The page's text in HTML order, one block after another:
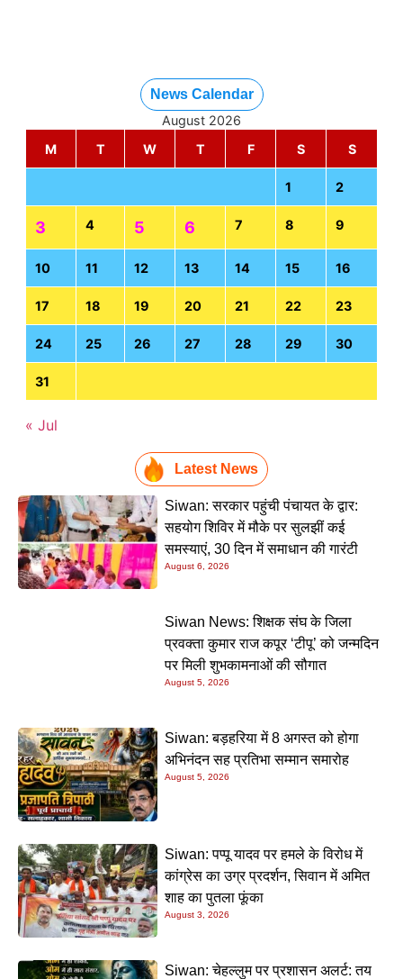
News Calendar
August 2026
M
T W T F S S
1 2
3 4 5 6 7 8 9
10 11 12 13 14 15 16
17 18 19 20 21 22 23
24 25 26 27 28 29 30
31
« Jul
Latest News
Siwan: सरकार पहुंची पंचायत के द्वार:
सहयोग शिविर में मौके पर सुलझीं कई
समस्याएं, 30 दिन में समाधान की गारंटी
August 6, 2026
Siwan News: शिक्षक संघ के जिला
प्रवक्ता कुमार राज कपूर ‘टीपू’ को जन्मदिन
पर मिली शुभकामनाओं की सौगात
August 5, 2026
Siwan: बड़हरिया में 8 अगस्त को होगा
अभिनंदन सह प्रतिभा सम्मान समारोह
August 5, 2026
Siwan: पप्पू यादव पर हमले के विरोध में
कांग्रेस का उग्र प्रदर्शन, सिवान में अमित
शाह का पुतला फूंका
August 3, 2026
Siwan: चेहल्लुम पर प्रशासन अलर्ट: तय